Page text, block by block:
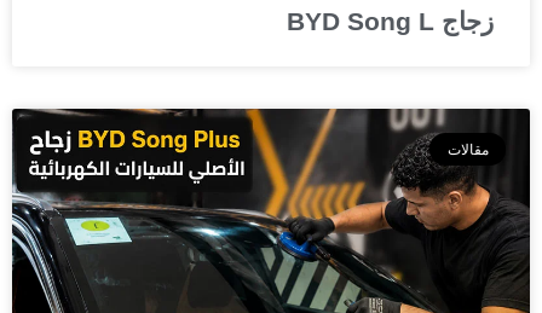
زجاج BYD Song L
مقالات